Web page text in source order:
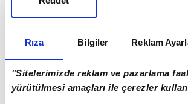
Rıza Bilgiler Reklam
"Sitelerimizde reklam ve pazarlama
yürütülmesi amaçları ile çerezler
Min-jae, Lee Han-beom; Seol
In-beom, Paik Seung-ho, Lee Tae-
Çekya:Kovar; Chaloupek, Hranac,
Cerv, Soucek, Jurasek; Provod, Sulc;